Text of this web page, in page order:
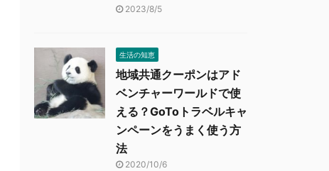
2023/8/5
生活の知恵
地域共通クーポンはアド
ベンチャーワールドで使
える？GoToトラベルキャ
ンペーンをうまく使う方
法
2020/10/6